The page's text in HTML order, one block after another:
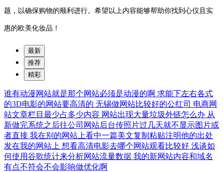
题，以确保购物的顺利进行。希望以上内容能够帮助你找到心仪且实
惠的欧美化妆品！
最新
推荐
精彩
谁有动漫网站就是那个网站必须是动漫的啊 求能下左右各式
的3D电影的网站要高清的 无锡做网站比较好的公红司 电商网
站文章栏目最少占多少内容 网站出现大量垃圾外链怎么办 从
新做完系统之后往公司网站后台传照片过几天就不显示图片或
者直接 我在别的网站上看中一篇美文复制粘贴注明他的出处
发在我的网站上 想看高清电影去哪个网站观看比较好 浅谈如
何使用谷歌统计来分析网站流量数据 我的新网站内容和域名
有点不符会不会影响做优化啊